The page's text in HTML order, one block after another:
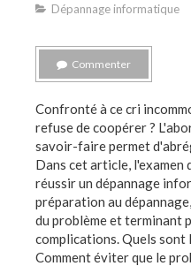
Dépannage informatique
Commenter
Confronté à ce cri
refuse de coopérer ?
savoir-faire permet
Dans cet article, l'examen
réussir un dépannage
préparation au
du problème et terminant
complications. Quels sont
Comment éviter que le